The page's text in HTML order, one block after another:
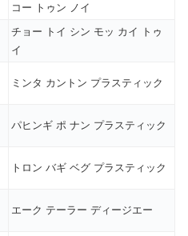
コー トゥン ノイ
チョー トイ シン モッ カイ トゥ
イ
ミンタ カントン プラスティック
パヒンギ ポ ナン プラスティック
トロン バギ ベグ プラスティック
エーク テーラー ディージエー